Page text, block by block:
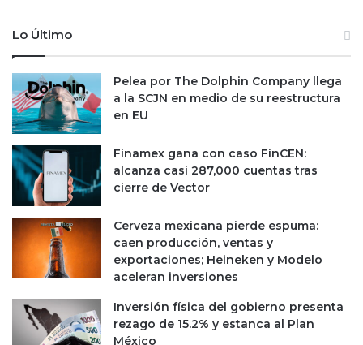
Lo Último
Pelea por The Dolphin Company llega
a la SCJN en medio de su reestructura
en EU
Finamex gana con caso FinCEN:
alcanza casi 287,000 cuentas tras
cierre de Vector
Cerveza mexicana pierde espuma:
caen producción, ventas y
exportaciones; Heineken y Modelo
aceleran inversiones
Inversión física del gobierno presenta
rezago de 15.2% y estanca al Plan
México